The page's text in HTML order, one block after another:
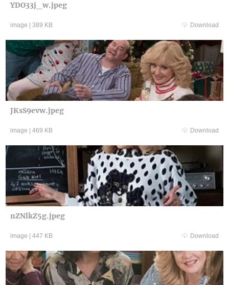
YDO33j_w.jpeg
image 389 KB Download
JKsS9evw.jpeg
image 469 KB Download
nZNlkZ5g.jpeg
image 447 KB Download